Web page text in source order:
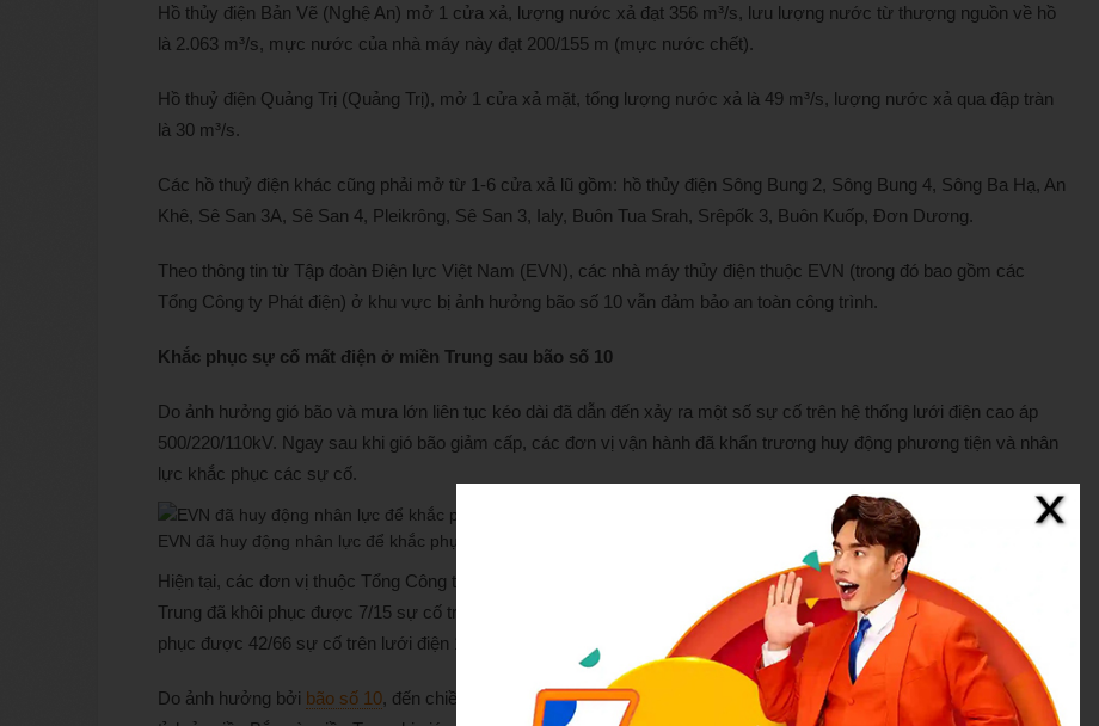
Hồ thủy điện Bản Vẽ (Nghệ An) mở 1 cửa xả, lượng nước xả đạt 356 m³/s, lưu lượng nước từ thượng nguồn về hồ
là 2.063 m³/s, mực nước của nhà máy này đạt 200/155 m (mực nước chết).
Hồ thuỷ điện Quảng Trị (Quảng Trị), mở 1 cửa xả mặt, tổng lượng nước xả là 49 m³/s, lượng nước xả qua đập tràn
là 30 m³/s.
Các hồ thuỷ điện khác cũng phải mở từ 1-6 cửa xả lũ gồm: hồ thủy điện Sông Bung 2, Sông Bung 4, Sông Ba Hạ, An
Khê, Sê San 3A, Sê San 4, Pleikrông, Sê San 3, Ialy, Buôn Tua Srah, Srêpốk 3, Buôn Kuốp, Đơn Dương.
Theo thông tin từ Tập đoàn Điện lực Việt Nam (EVN), các nhà máy thủy điện thuộc EVN (trong đó bao gồm các
Tổng Công ty Phát điện) ở khu vực bị ảnh hưởng bão số 10 vẫn đảm bảo an toàn công trình.
Khắc phục sự cố mất điện ở miền Trung sau bão số 10
Do ảnh hưởng gió bão và mưa lớn liên tục kéo dài đã dẫn đến xảy ra một số sự cố trên hệ thống lưới điện cao áp
500/220/110kV. Ngay sau khi gió bão giảm cấp, các đơn vị vận hành đã khẩn trương huy động phương tiện và nhân
lực khắc phục các sự cố.
EVN đã huy động nhân lực để khắc phục hậu quả của bão số 10. (Ảnh: EVN).
Hiện tại, các đơn vị thuộc Tổng Công ty Truyền tải điện Quốc gia và các Tổng Công ty Điện lực miền Bắc, miền
Trung đã khôi phục được 7/15 sự cố trên lưới điện 500kV, khôi phục được 16/18 sự cố trên lưới điện 220kV và khôi
phục được 42/66 sự cố trên lưới điện 110kV.
Do ảnh hưởng bởi bão số 10, đến chiều 29/9 đã có tổng cộng khoảng 3,4 triệu khách hàng sử dụng điện thuộc nhiều